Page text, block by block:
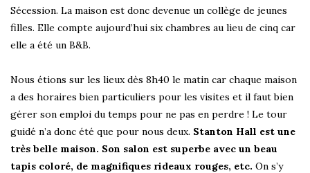
Sécession. La maison est donc devenue un collège de jeunes
filles. Elle compte aujourd’hui six chambres au lieu de cinq car
elle a été un B&B.
Nous étions sur les lieux dès 8h40 le matin car chaque maison
a des horaires bien particuliers pour les visites et il faut bien
gérer son emploi du temps pour ne pas en perdre ! Le tour
guidé n’a donc été que pour nous deux. Stanton Hall est une
très belle maison. Son salon est superbe avec un beau
tapis coloré, de magnifiques rideaux rouges, etc. On s’y